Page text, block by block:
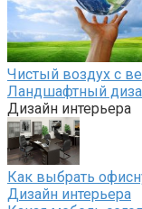
Чистый воздух с
Ландшафтный
Дизайн интерьера
Как выбрать
Дизайн интерьера